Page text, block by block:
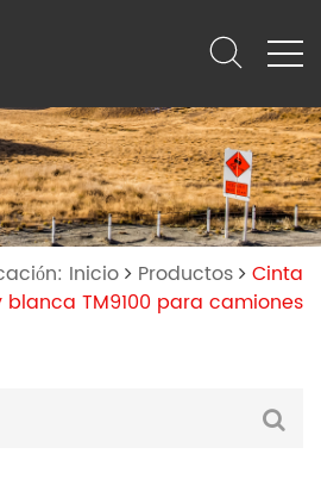
Inicio Productos
Cinta
TM9100 para camiones